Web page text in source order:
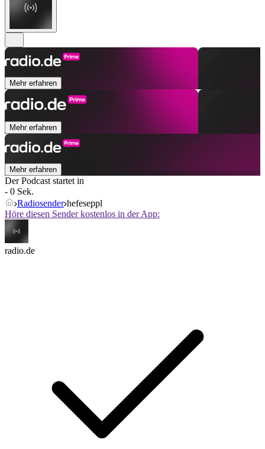
Mehr erfahren
Mehr erfahren
Mehr erfahren
Der Podcast startet in
- 0 Sek.
Radiosender hefeseppl
Höre diesen Sender kostenlos in der App:
radio.de